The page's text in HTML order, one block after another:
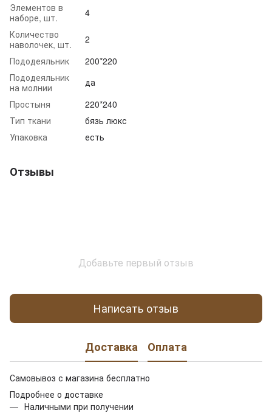
Элементов в
наборе, шт.
4
Количество
наволочек, шт.
2
Пододеяльник
200*220
Пододеяльник
на молнии
да
Простыня
220*240
Тип ткани
бязь люкс
Упаковка
есть
Отзывы
Добавьте первый отзыв
Написать отзыв
Доставка Оплата
Самовывоз с магазина бесплатно
Подробнее о доставке
Наличными при получении